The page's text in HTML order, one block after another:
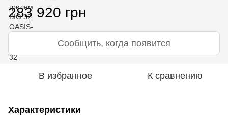
283 920 грн
Сообщить, когда появится
В избранное К сравнению
Характеристики